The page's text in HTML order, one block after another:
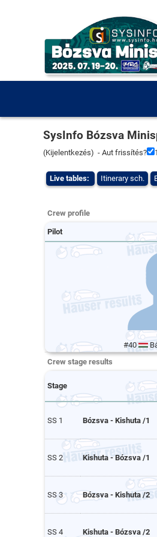
SysInfo Bózsva
(Kijelentkezés) - Aut frissítés?
Live tables: Itinerary sch.
Crew profile
Pilot
#40
Crew stage results
Stage
SS 1 Bózsva - Kishuta /1
SS 2 Kishuta - Bózsva /1
SS 3 Bózsva - Kishuta /2
SS 4 Kishuta - Bózsva /2